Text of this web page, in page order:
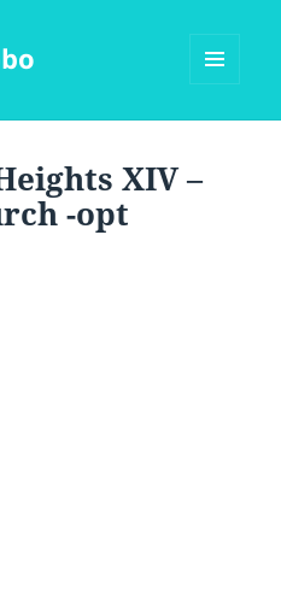
XIV –
-opt